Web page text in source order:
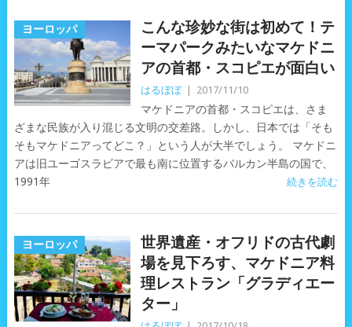
ヨーロッパ
こんな珍妙な街は初めて！テ
ーマパークみたいなマケドニ
アの首都・スコピエが面白い
はるぼぼ 2017/11/10
マケドニアの首都・スコピエは、さま
ざまな民族が入り混じる文明の交差路。しかし、日本では「そも
そもマケドニアってどこ？」という人が大半でしょう。 マケドニ
アは旧ユーゴスラビアで最も南に位置するバルカン半島の国で、
1991年
続きを読む
ヨーロッパ
世界遺産・オフリドの古代劇
場を見下ろす、マケドニア料
理レストラン「グラディエー
ター」